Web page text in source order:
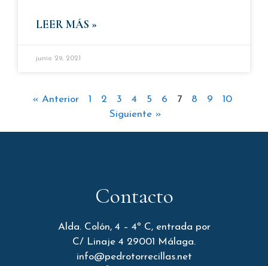
LEER MÁS »
junio 29, 2021
« Anterior 1 2 3 4 5 6 7 8 9
10
Siguiente »
Contacto
Alda. Colón, 4 – 4º C, entrada por
C/ Linaje 4 29001 Málaga.
info@pedrotorrecillas.net